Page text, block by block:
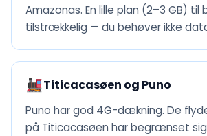
Amazonas. En lille plan (2–3 GB) til
tilstrækkelig — du behøver ikke
Titicacasøen og Puno
Puno har god 4G-dækning. De
på Titicacasøen har begrænset